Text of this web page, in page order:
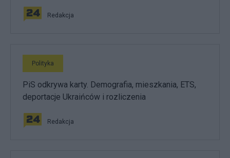
Redakcja
Polityka
PiS odkrywa karty. Demografia, mieszkania, ETS,
deportacje Ukraińców i rozliczenia
Redakcja